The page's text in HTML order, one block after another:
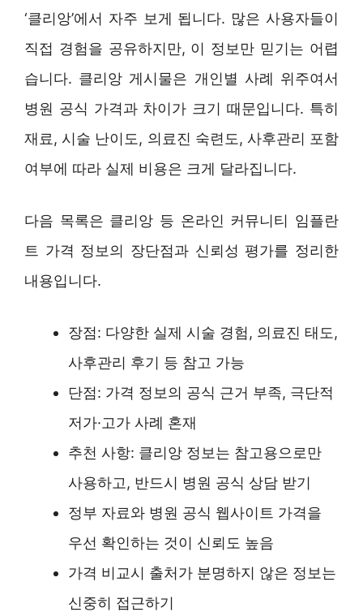
‘클리앙’에서 자주 보게 됩니다. 많은 사용자들이
직접 경험을 공유하지만, 이 정보만 믿기는 어렵
습니다. 클리앙 게시물은 개인별 사례 위주여서
병원 공식 가격과 차이가 크기 때문입니다. 특히
재료, 시술 난이도, 의료진 숙련도, 사후관리 포함
여부에 따라 실제 비용은 크게 달라집니다.
다음 목록은 클리앙 등 온라인 커뮤니티 임플란
트 가격 정보의 장단점과 신뢰성 평가를 정리한
내용입니다.
장점: 다양한 실제 시술 경험, 의료진 태도,
사후관리 후기 등 참고 가능
단점: 가격 정보의 공식 근거 부족, 극단적
저가·고가 사례 혼재
추천 사항: 클리앙 정보는 참고용으로만
사용하고, 반드시 병원 공식 상담 받기
정부 자료와 병원 공식 웹사이트 가격을
우선 확인하는 것이 신뢰도 높음
가격 비교시 출처가 분명하지 않은 정보는
신중히 접근하기